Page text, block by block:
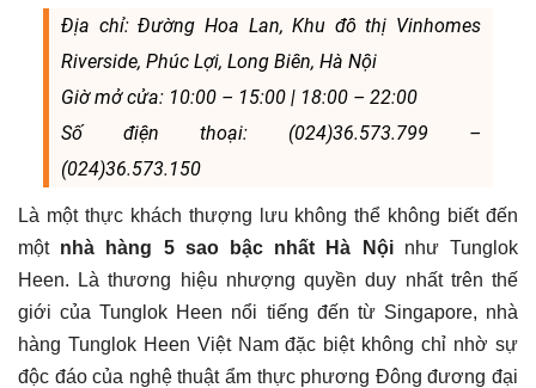
Địa chỉ: Đường Hoa Lan, Khu đô thị Vinhomes
Riverside, Phúc Lợi, Long Biên, Hà Nội
Giờ mở cửa: 10:00 – 15:00 | 18:00 – 22:00
Số điện thoại: (024)36.573.799 –
(024)36.573.150
Là một thực khách thượng lưu không thể không biết đến
một nhà hàng 5 sao bậc nhất Hà Nộinhư Tunglok
Heen. Là thương hiệu nhượng quyền duy nhất trên thế
giới của Tunglok Heen nổi tiếng đến từ Singapore, nhà
hàng Tunglok Heen Việt Nam đặc biệt không chỉ nhờ sự
độc đáo của nghệ thuật ẩm thực phương Đông đương đại